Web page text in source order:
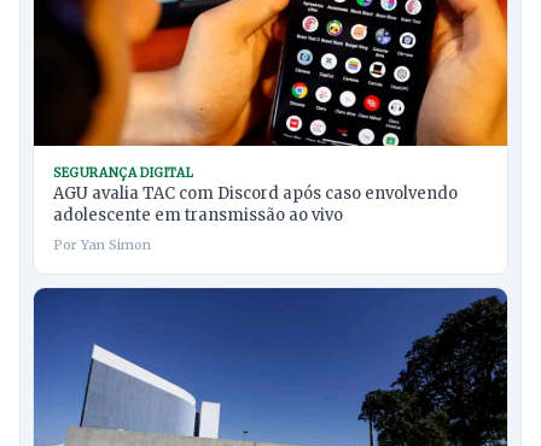
SEGURANÇA DIGITAL
AGU avalia TAC com Discord após caso envolvendo
adolescente em transmissão ao vivo
Por Yan Simon